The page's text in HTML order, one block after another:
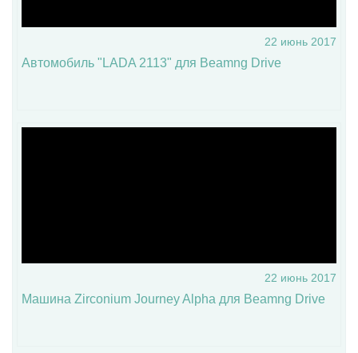
22 июнь 2017
Автомобиль "LADA 2113" для Beamng Drive
22 июнь 2017
Машина Zirconium Journey Alpha для Beamng Drive